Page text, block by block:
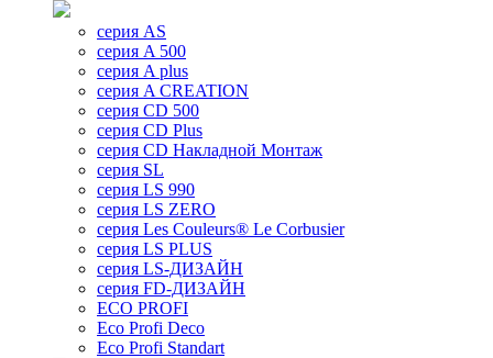
серия AS
серия A 500
серия A plus
серия A CREATION
серия CD 500
серия CD Plus
серия CD Накладной Монтаж
серия SL
серия LS 990
серия LS ZERO
серия Les Couleurs® Le Corbusier
серия LS PLUS
серия LS-ДИЗАЙН
серия FD-ДИЗАЙН
ECO PROFI
Eco Profi Deco
Eco Profi Standart